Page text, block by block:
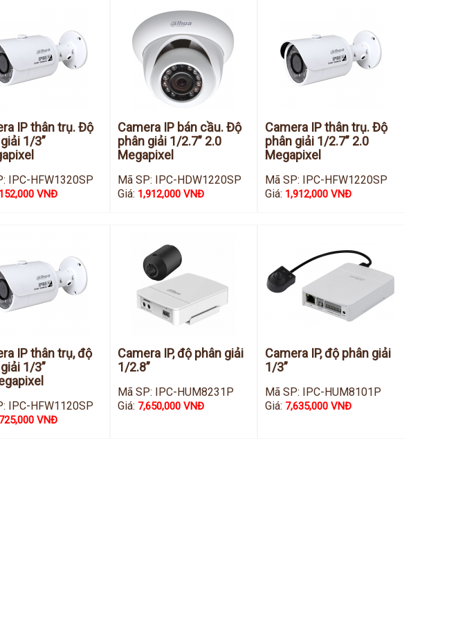
IP thân trụ. Độ
1/3”
IPC-HFW1320SP
VNĐ
Camera IP bán cầu. Độ
phân giải 1/2.7” 2.0
Megapixel
Mã SP: IPC-HDW1220SP
Giá: 1,912,000 VNĐ
Camera IP thân trụ. Độ
phân giải 1/2.7” 2.0
Megapixel
Mã SP: IPC-HFW1220SP
Giá: 1,912,000 VNĐ
IP thân trụ, độ
1/3”
IPC-HFW1120SP
VNĐ
Camera IP, độ phân giải
1/2.8”
Mã SP: IPC-HUM8231P
Giá: 7,650,000 VNĐ
Camera IP, độ phân giải
1/3”
Mã SP: IPC-HUM8101P
Giá: 7,635,000 VNĐ